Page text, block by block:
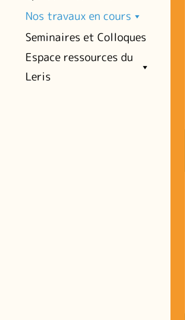
Nos travaux en cours
Seminaires et Colloques
Espace ressources du
Leris